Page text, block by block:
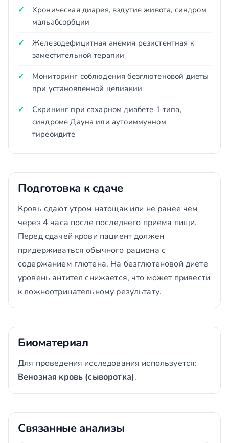
Хроническая диарея, вздутие живота, синдром
мальабсорбции
Железодефицитная анемия резистентная к
заместительной терапии
Мониторинг соблюдения безглютеновой диеты
при установленной целиакии
Скрининг при сахарном диабете 1 типа,
синдроме Дауна или аутоиммунном
тиреоидите
Подготовка к сдаче
Кровь сдают утром натощак или не ранее чем
через 4 часа после последнего приема пищи.
Перед сдачей крови пациент должен
придерживаться обычного рациона с
содержанием глютена. На безглютеновой диете
уровень антител снижается, что может привести
к ложноотрицательному результату.
Биоматериал
Для проведения исследования используется:
Венозная кровь (сыворотка).
Связанные анализы